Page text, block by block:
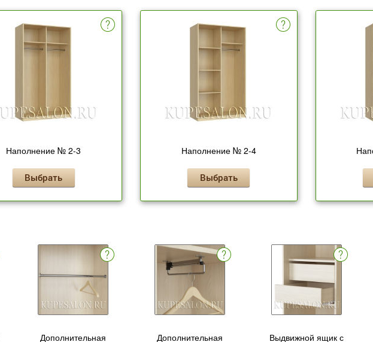
Наполнение № 2-3
Выбрать
Наполнение № 2-4
Выбрать
Дополнительная Дополнительная Выдвижной ящик с